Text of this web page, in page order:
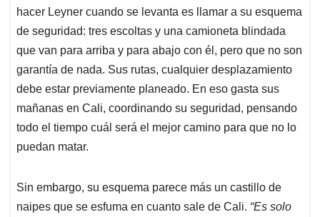
hacer Leyner cuando se levanta es llamar a su esquema
de seguridad: tres escoltas y una camioneta blindada
que van para arriba y para abajo con él, pero que no son
garantía de nada. Sus rutas, cualquier desplazamiento
debe estar previamente planeado. En eso gasta sus
mañanas en Cali, coordinando su seguridad, pensando
todo el tiempo cuál será el mejor camino para que no lo
puedan matar.
Sin embargo, su esquema parece más un castillo de
naipes que se esfuma en cuanto sale de Cali. “Es solo